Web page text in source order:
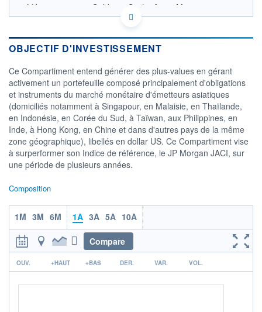
LU1687283520 - Goldman Sachs Asset Management
B.V.
Consulter le prospectus / DIC
05/12 10/04
2 150
2 200
2 250
2 300
2 350
CATÉGORIE MORNINGSTAR
Obligations Asie
FONDS PARTENAIRES
ÉLIGIBILITÉ
PEA PEA-PME BOURSOVIE LUX
BOURSOVIE
CTO BUSINESS
Non éligible Boursobank
132M / 31.07.26
OBJECTIF D'INVESTISSEMENT
Ce Compartiment entend générer des plus-values en gérant
activement un portefeuille composé principalement d'obligations
et instruments du marché monétaire d'émetteurs asiatiques
(domiciliés notamment à Singapour, en Malaisie, en Thaïlande,
en Indonésie, en Corée du Sud, à Taïwan, aux Philippines, en
Inde, à Hong Kong, en Chine et dans d'autres pays de la même
zone géographique), libellés en dollar US. Ce Compartiment vise
à surperformer son Indice de référence, le JP Morgan JACI, sur
une période de plusieurs années.
Composition
1M 3M 6M 1A 3A 5A 10A
Compare
r
OUV. +HAUT +BAS DER. VAR. VOL.